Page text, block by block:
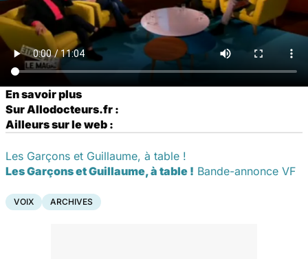
En savoir plus
Sur Allodocteurs.fr :
Ailleurs sur le web :
Les Garçons et Guillaume, à table !
Les Garçons et Guillaume, à table ! Bande-annonce VF
VOIX ARCHIVES